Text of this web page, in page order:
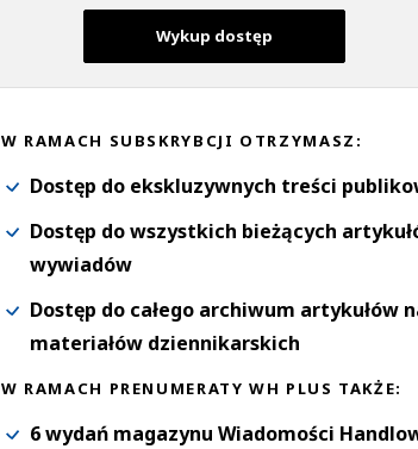
Wykup dostęp
W RAMACH SUBSKRYBCJI OTRZYMASZ:
Dostęp do ekskluzywnych treści
Dostęp do wszystkich bieżących
wywiadów
Dostęp do całego archiwum artykułów
materiałów dziennikarskich
W RAMACH PRENUMERATY WH PLUS TAKŻE:
6 wydań magazynu Wiadomości